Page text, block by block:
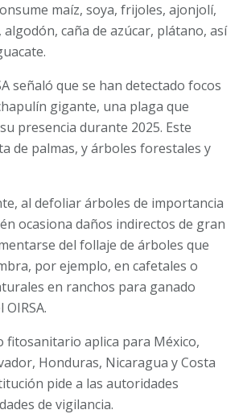
maíz, soya, frijoles, ajonjolí,
caña de azúcar, plátano, así
señaló que se han detectado focos
gigante, una plaga que
presencia durante 2025. Este
de palmas, y árboles forestales y
al defoliar árboles de importancia
ocasiona daños indirectos de gran
del follaje de árboles que
por ejemplo, en cafetales o
en ranchos para ganado
fitosanitario aplica para México,
Honduras, Nicaragua y Costa
pide a las autoridades
de vigilancia.